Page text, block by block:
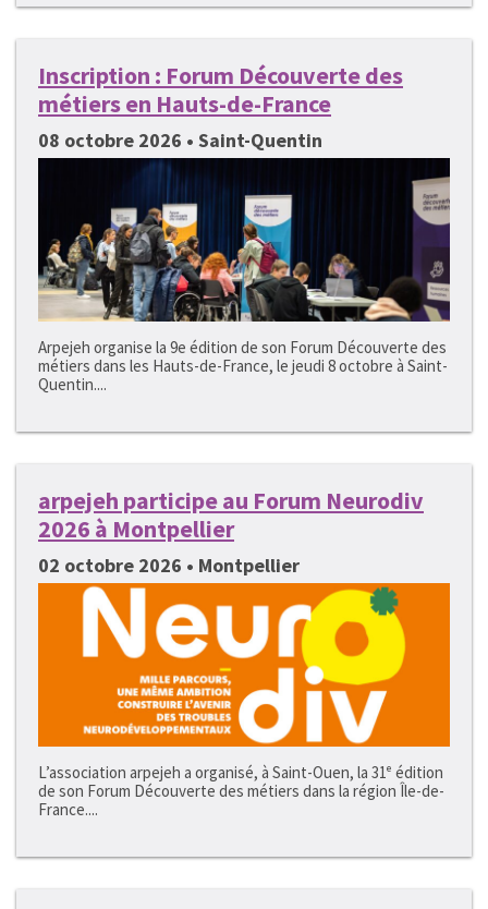
Inscription : Forum Découverte des
métiers en Hauts-de-France
08 octobre 2026 • Saint-Quentin
Arpejeh organise la 9e édition de son Forum Découverte des
métiers dans les Hauts-de-France, le jeudi 8 octobre à Saint-
Quentin....
arpejeh participe au Forum Neurodiv
2026 à Montpellier
02 octobre 2026 • Montpellier
L’association arpejeh a organisé, à Saint-Ouen, la 31ᵉ édition
de son Forum Découverte des métiers dans la région Île-de-
France....